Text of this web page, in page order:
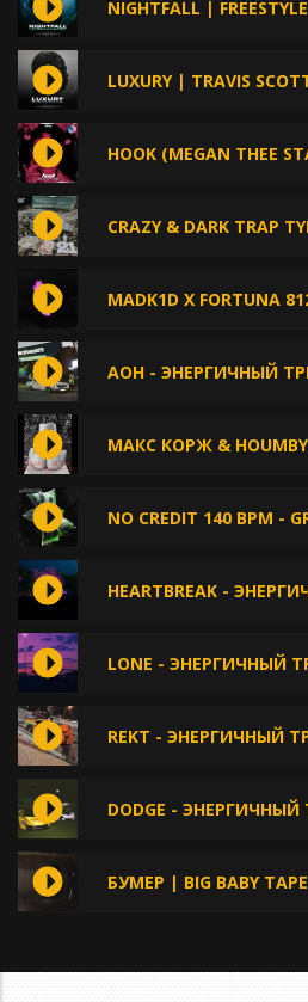
NIGHTFALL |
LUXURY | TRAVIS
HOOK (MEGAN THEE
CRAZY & DARK TRAP
MADK1D X FORTUNA
AOH - ЭНЕРГИЧНЫЙ
МАКС КОРЖ & HOUMBY
NO CREDIT 140 BPM -
HEARTBREAK -
LONE - ЭНЕРГИЧНЫЙ
REKT - ЭНЕРГИЧНЫЙ
DODGE -
БУМЕР | BIG BABY